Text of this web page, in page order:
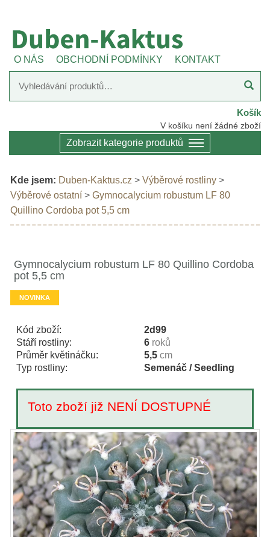
O NÁS OBCHODNÍ PODMÍNKY KONTAKT
Košík
V košíku není žádné zboží
Zobrazit kategorie produktů
Kde jsem: Duben-Kaktus.cz > Výběrové rostliny >
Výběrové ostatní > Gymnocalycium robustum LF 80
Quillino Cordoba pot 5,5 cm
Gymnocalycium robustum LF 80 Quillino Cordoba
pot 5,5 cm
NOVINKA
Kód zboží:
2d99
Stáří rostliny:
6 roků
Průměr květináčku:
5,5 cm
Typ rostliny:
Semenáč / Seedling
Toto zboží již NENÍ DOSTUPNÉ